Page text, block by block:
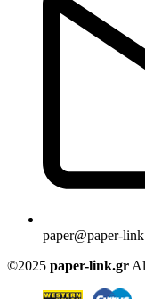
paper@paper-
©2025 paper-link.gr